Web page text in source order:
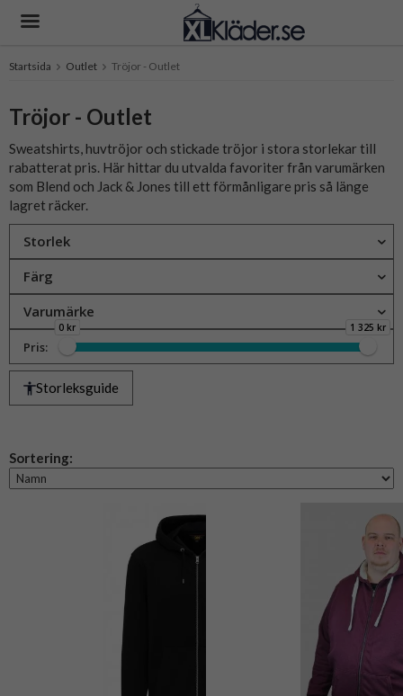
Startsida Outlet Tröjor - Outlet
Tröjor - Outlet
Sweatshirts, huvtröjor och stickade tröjor i stora storlekar till
rabatterat pris. Här hittar du utvalda favoriter från varumärken
som Blend och Jack & Jones till ett förmånligare pris så länge
lagret räcker.
Storlek
Färg
Varumärke
Pris:
0 kr 1 325 kr
Storleksguide
Sortering: